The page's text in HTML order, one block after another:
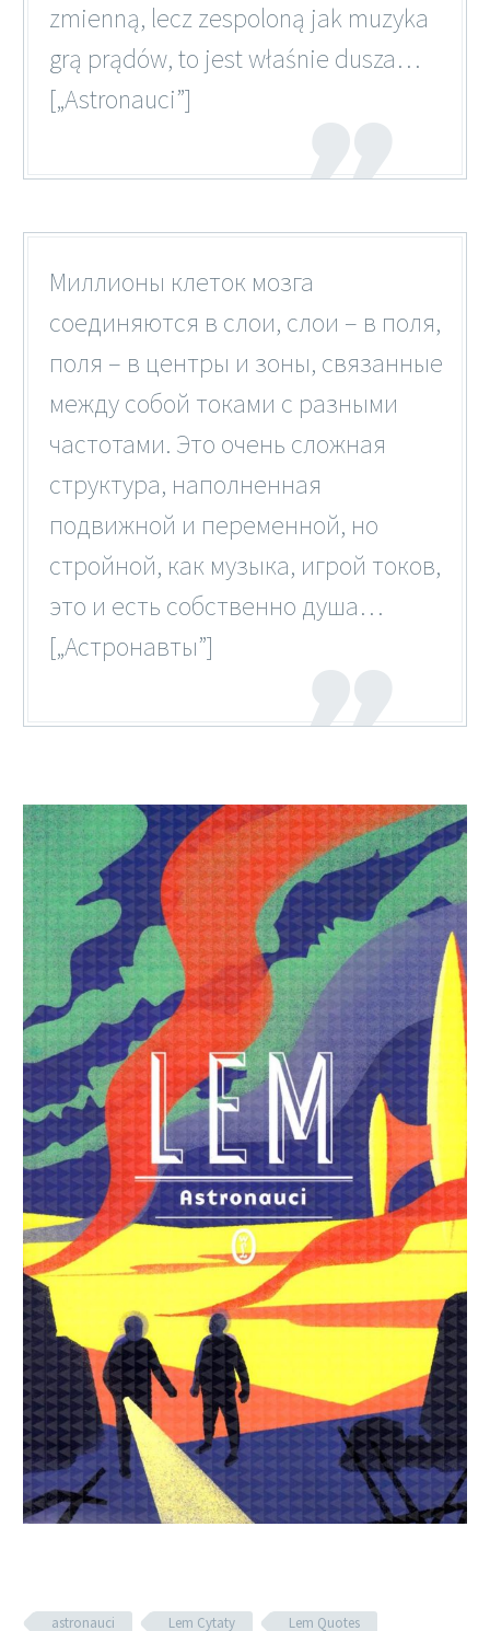
zmienną, lecz zespoloną jak muzyka
grą prądów, to jest właśnie dusza…
[„Astronauci”]
Миллионы клеток мозга
соединяются в слои, слои – в поля,
поля – в центры и зоны, связанные
между собой токами с разными
частотами. Это очень сложная
структура, наполненная
подвижной и переменной, но
стройной, как музыка, игрой токов,
это и есть собственно душа…
[„Астронавты”]
astronauci Lem Cytaty Lem Quotes